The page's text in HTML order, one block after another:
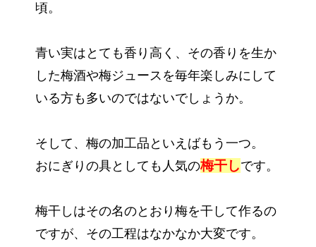
頃。
青い実はとても香り高く、その香りを生か
した梅酒や梅ジュースを毎年楽しみにして
いる方も多いのではないでしょうか。
そして、梅の加工品といえばもう一つ。
おにぎりの具としても人気の梅干しです。
梅干しはその名のとおり梅を干して作るの
ですが、その工程はなかなか大変です。